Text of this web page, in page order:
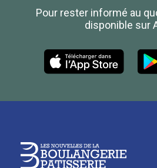
Pour rester informé au
disponible sur
Boulanger de France
Les Nouvelles de la Boulangerie-
27, av d’Eylau - 75782 Paris Cédex 16
01 53 70 16 25